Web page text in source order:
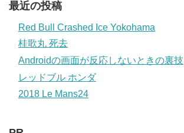
最近の投稿
Red Bull Crashed Ice Yokohama
桂歌丸 死去
Androidの画面が反応しないときの裏技
レッドブル ホンダ
2018 Le Mans24